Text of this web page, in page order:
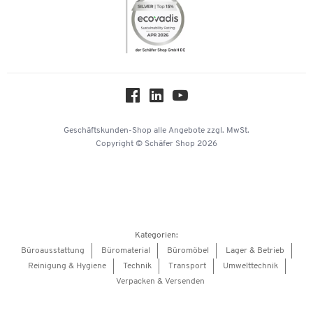
Geschäftskunden-Shop alle Angebote zzgl. MwSt.
Copyright © Schäfer Shop 2026
Kategorien:
Büroausstattung
Büromaterial Büromöbel
Lager & Betrieb
Reinigung & Hygiene
Technik Transport
Umwelttechnik
Verpacken & Versenden